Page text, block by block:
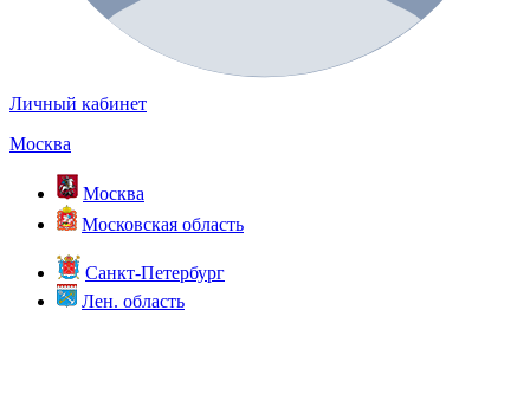
Личный кабинет
Москва
Москва
Московская область
Санкт-Петербург
Лен. область